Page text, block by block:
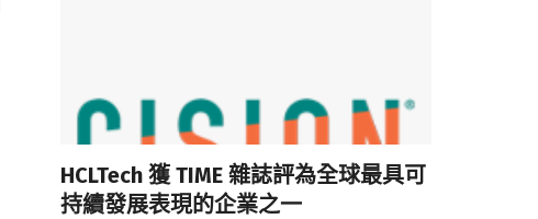
HCLTech 獲 TIME 雜誌評為全球最具可
持續發展表現的企業之一